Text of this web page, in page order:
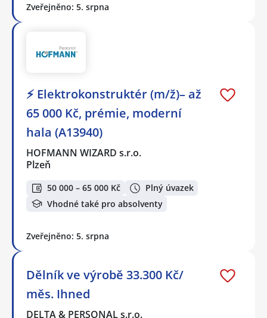
Zveřejněno: 5. srpna
⚡ Elektrokonstruktér (m/ž)– až
65 000 Kč, prémie, moderní
hala (A13940)
HOFMANN WIZARD s.r.o.
Plzeň
50 000 – 65 000 Kč
Plný úvazek
Vhodné také pro absolventy
Zveřejněno: 5. srpna
Dělník ve výrobě 33.300 Kč/
měs. Ihned
DELTA & PERSONAL s.r.o.